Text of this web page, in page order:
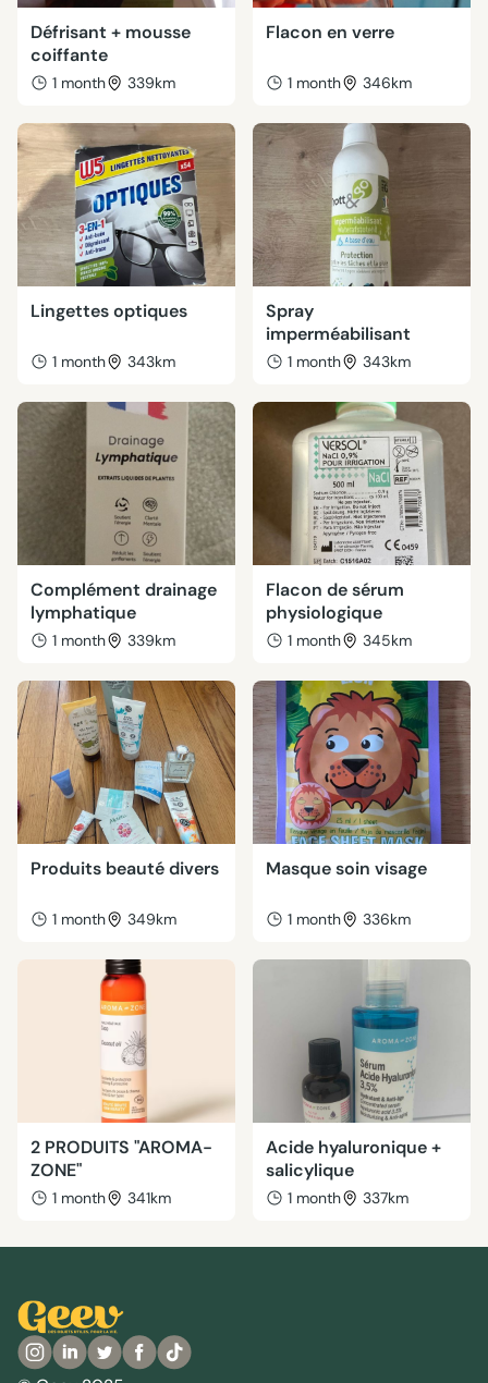
Défrisant + mousse
coiffante
1 month 339km
Flacon en verre
1 month 346km
Lingettes optiques
1 month 343km
Spray
imperméabilisant
1 month 343km
Complément drainage
lymphatique
1 month 339km
Flacon de sérum
physiologique
1 month 345km
Produits beauté divers
1 month 349km
Masque soin visage
1 month 336km
2 PRODUITS "AROMA-
ZONE"
1 month 341km
Acide hyaluronique +
salicylique
1 month 337km